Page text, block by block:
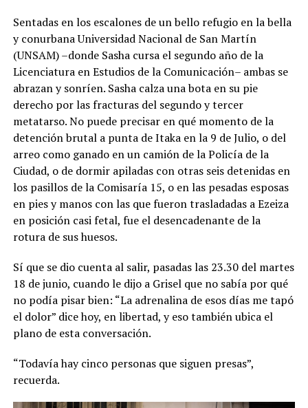
Sentadas en los escalones de un bello refugio en la bella
y conurbana Universidad Nacional de San Martín
(UNSAM) –donde Sasha cursa el segundo año de la
Licenciatura en Estudios de la Comunicación– ambas se
abrazan y sonríen. Sasha calza una bota en su pie
derecho por las fracturas del segundo y tercer
metatarso. No puede precisar en qué momento de la
detención brutal a punta de Itaka en la 9 de Julio, o del
arreo como ganado en un camión de la Policía de la
Ciudad, o de dormir apiladas con otras seis detenidas en
los pasillos de la Comisaría 15, o en las pesadas esposas
en pies y manos con las que fueron trasladadas a Ezeiza
en posición casi fetal, fue el desencadenante de la
rotura de sus huesos.
Sí que se dio cuenta al salir, pasadas las 23.30 del martes
18 de junio, cuando le dijo a Grisel que no sabía por qué
no podía pisar bien: “La adrenalina de esos días me tapó
el dolor” dice hoy, en libertad, y eso también ubica el
plano de esta conversación.
“Todavía hay cinco personas que siguen presas”,
recuerda.